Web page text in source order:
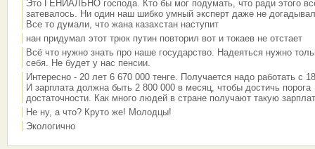
Это ГЕНИАЛЬНО господа. Кто бы мог подумать, что ради этого
затевалось. Ни один наш шибко умный эксперт даже не
Все то думали, что жана казахстан наступит
нан придумал этот трюк путин повторил вот и токаев не отстает
Всё что нужно знать про наше государство. Надеяться нужно
себя. Не будет у нас пенсии.
Интересно - 20 лет 6 670 000 тенге. Получается надо работать с
И зарплата должна быть 2 800 000 в месяц, чтобы достичь порога
достаточности. Как много людей в стране получают такую
Не ну, а что? Круто же! Молодцы!
Экологично